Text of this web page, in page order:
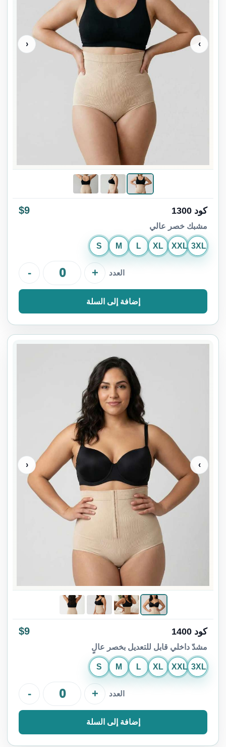
›
‹
كود 1300 $9
مشبك خصر عالي
S M L XL XXL 3XL
العدد - +
إضافة إلى السلة
›
‹
كود 1400 $9
مشدّ داخلي قابل للتعديل بخصر عالٍ
S M L XL XXL 3XL
العدد - +
إضافة إلى السلة